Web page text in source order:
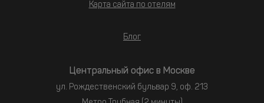
Карта сайта по отелям
Блог
Центральный офис в Москве
ул. Рождественский бульвар 9, оф. 213